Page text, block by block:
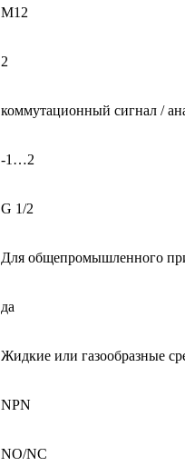
M12
2
коммутационный сигнал /
-1…2
G 1/2
Для общепромышленного
да
Жидкие или газообразные
NPN
NO/NC